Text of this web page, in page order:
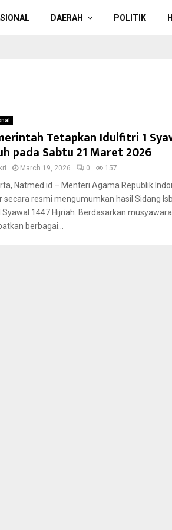
DAERAH POLITIK
Tetapkan Idulfitri 1
pada Sabtu 21 Maret 2026
March 19, 2026 0 157
Natmed.id – Menteri Agama Republik
secara resmi mengumumkan hasil Sidang
Syawal 1447 Hijriah. Berdasarkan
berbagai...